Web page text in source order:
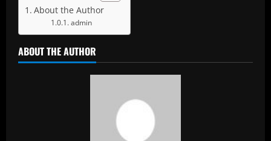
About the Author
admin
ABOUT THE AUTHOR